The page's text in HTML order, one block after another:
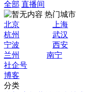
全部 直播间
热门城市
北京
上海
杭州
武汉
宁波
西安
兰州
南宁
社企号
博客
分类